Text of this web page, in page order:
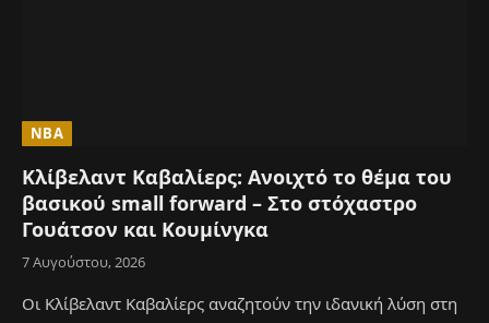
NBA
Κλίβελαντ Καβαλίερς: Ανοιχτό το θέμα του
βασικού small forward – Στο στόχαστρο
Γουάτσον και Κουμίνγκα
7 Αυγούστου, 2026
Οι Κλίβελαντ Καβαλίερς αναζητούν την ιδανική λύση στη